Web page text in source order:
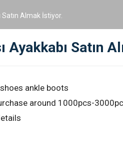
Satın Almak İstiyor.
Ayakkabı Satın
ankle boots
around 1000pcs-